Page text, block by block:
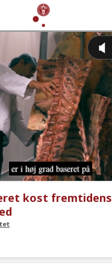
kost fremtidens